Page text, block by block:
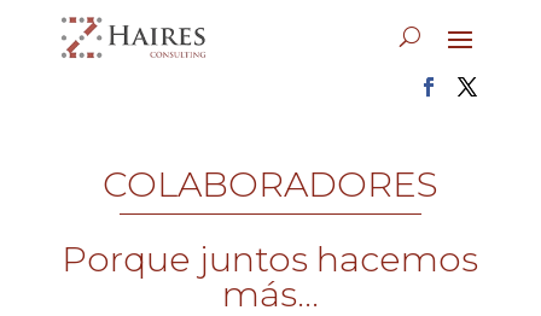
COLABORADORES
Porque juntos hacemos
más...